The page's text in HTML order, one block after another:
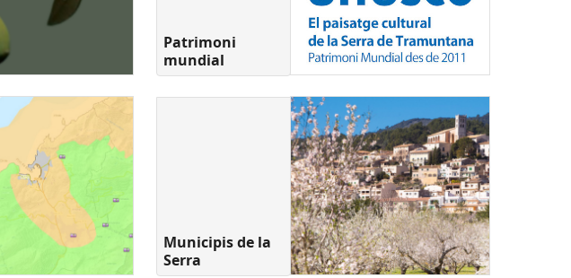
Patrimoni
mundial
Municipis de la
Serra